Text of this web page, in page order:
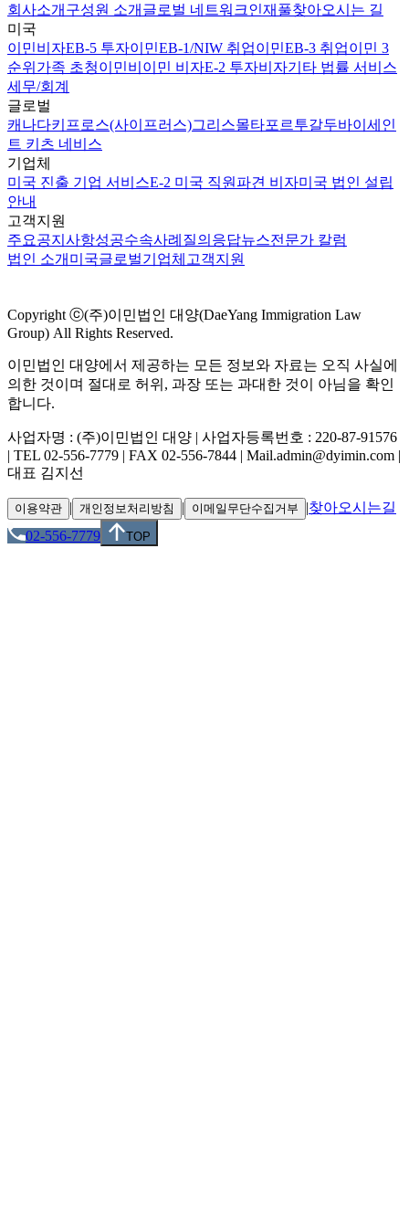
회사소개 구성원 소개 글로벌 네트워크인재풀찾아오시는 길
미국
이민비자EB-5 투자이민EB-1/NIW 취업이민EB-3 취업이민 3
순위 가족 초청이민비이민 비자E-2 투자비자기타 법률 서비스
세무/회계
글로벌
캐나다키프로스(사이프러스)그리스몰타포르투갈두바이 세인
트 키츠 네비스
기업체
미국 진출 기업 서비스E-2 미국 직원파견 비자미국 법인 설립
안내
고객지원
주요공지사항성공수속사례 질의응답뉴스전문가 칼럼
법인 소개 미국글로벌기업체 고객지원
Copyright ⓒ(주)이민법인 대양(DaeYang Immigration Law
Group) All Rights Reserved.
이민법인 대양에서 제공하는 모든 정보와 자료는 오직 사실에
의한 것이며 절대로 허위, 과장 또는 과대한 것이 아님을 확인
합니다.
사업자명 : (주)이민법인 대양 | 사업자등록번호 : 220-87-91576
| TEL 02-556-7779 | FAX 02-556-7844 | Mail.admin@dyimin.com |
대표 김지선
이용약관 | 개인정보처리방침 | 이메일무단수집거부 |찾아오시는길
02-556-7779
TOP